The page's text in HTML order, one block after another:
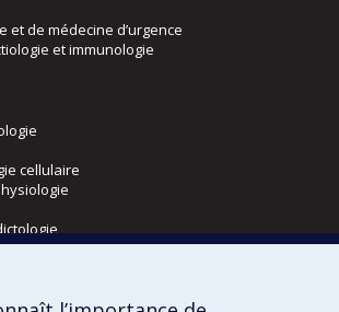
et de médecine d’urgence
et immunologie
cellulaire
et médecine nucléaire